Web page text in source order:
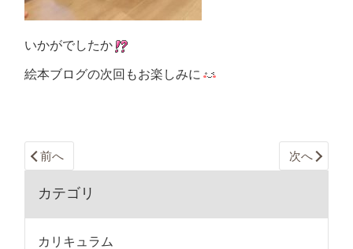
いかがでしたか
絵本ブログの次回もお楽しみに
前へ 次へ
カテゴリ
カリキュラム